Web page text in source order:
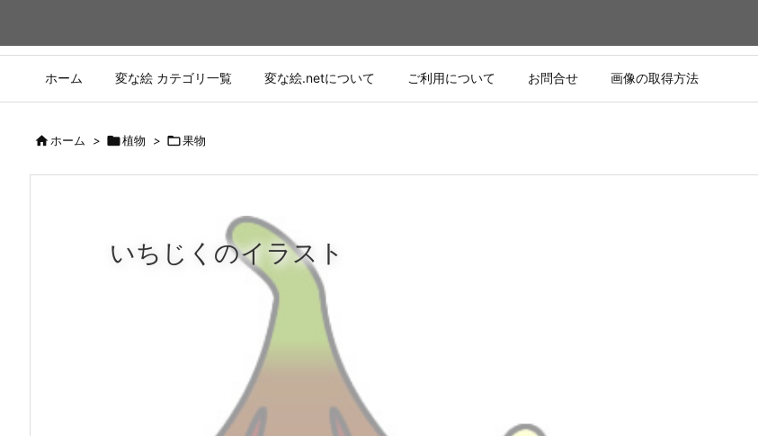
ホーム 変な絵 カテゴリ一覧 変な絵.netについて ご利用について お問合せ 画像の取得方法
ホーム > 植物 > 果物
いちじくのイラスト